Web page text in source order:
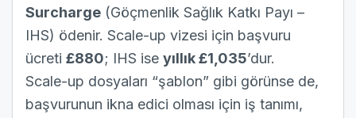
Surcharge (Göçmenlik Sağlık Katkı Payı –
IHS) ödenir. Scale-up vizesi için başvuru
ücreti £880; IHS ise yıllık £1,035’dur.
Scale-up dosyaları “şablon” gibi görünse de,
başvurunun ikna edici olması için iş tanımı,